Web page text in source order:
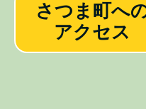
さつま町へ
アクセス